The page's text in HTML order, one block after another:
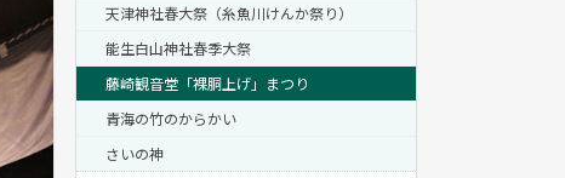
天津神社春大祭（糸魚川けんか祭り）
能生白山神社春季大祭
藤崎観音堂「裸胴上げ」まつり
青海の竹のからかい
さいの神